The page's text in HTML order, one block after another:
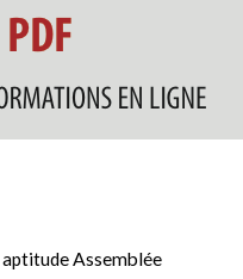
aptitude Assemblée